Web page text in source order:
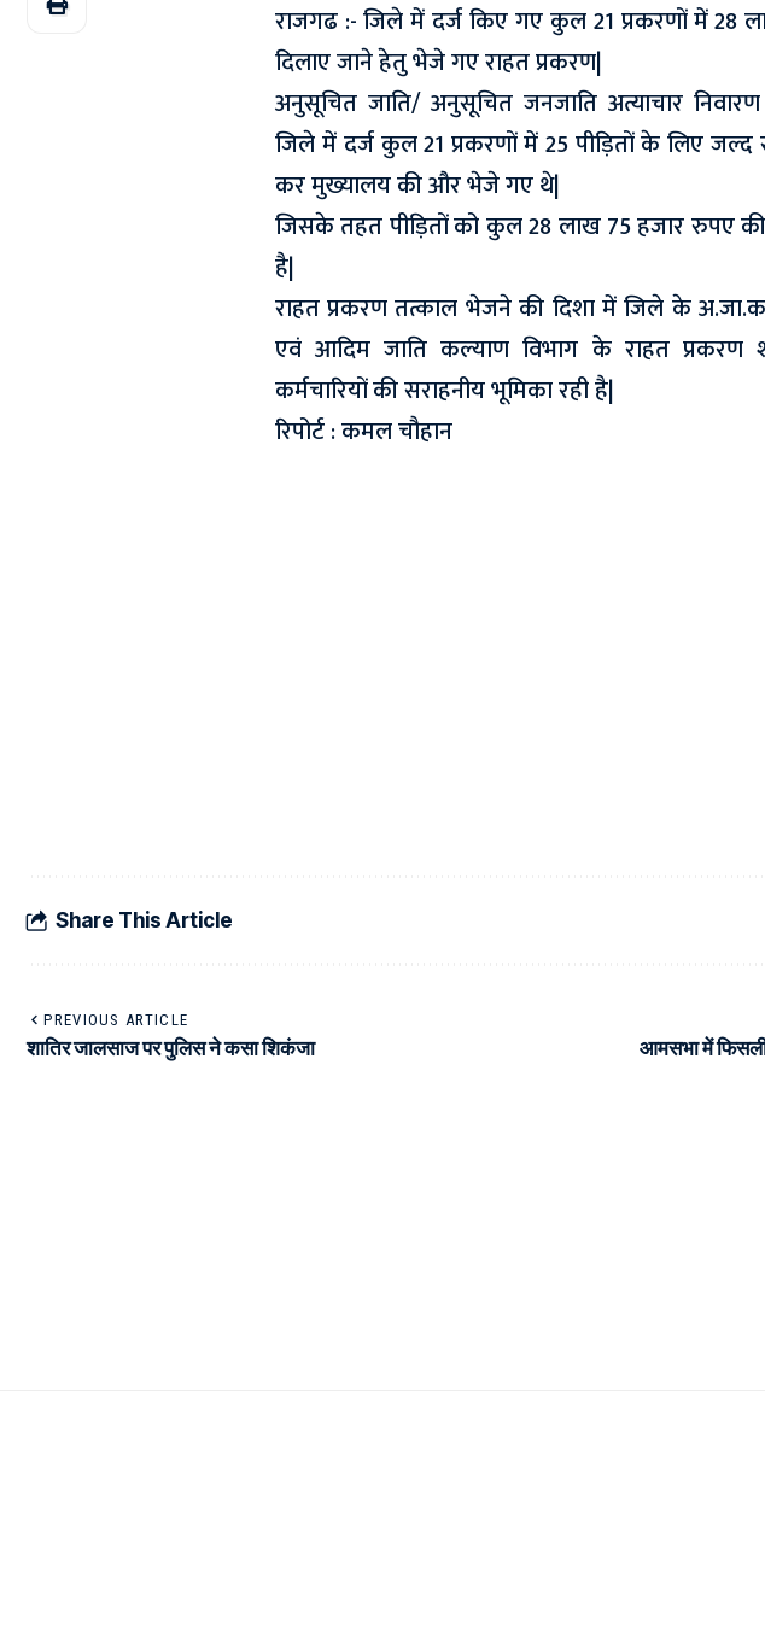
राजगढ :- जिले में दर्ज किए गए कुल 21 प्रकरणों में 28
दिलाए जाने हेतु भेजे गए राहत प्रकरण|
अनुसूचित जाति/ अनुसूचित जनजाति अत्याचार
जिले में दर्ज कुल 21 प्रकरणों में 25 पीड़ितों के लिए
कर मुख्यालय की और भेजे गए थे|
जिसके तहत पीड़ितों को कुल 28 लाख 75 हजार रुपए की
है|
राहत प्रकरण तत्काल भेजने की दिशा में जिले के
एवं आदिम जाति कल्याण विभाग के राहत प्रकरण
कर्मचारियों की सराहनीय भूमिका रही है|
रिपोर्ट : कमल चौहान
Share This Article
PREVIOUS ARTICLE
शातिर जालसाज पर पुलिस ने कसा शिकंजा आमसभा में फिसली